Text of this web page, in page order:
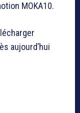
MOKA10.
aujourd’hui